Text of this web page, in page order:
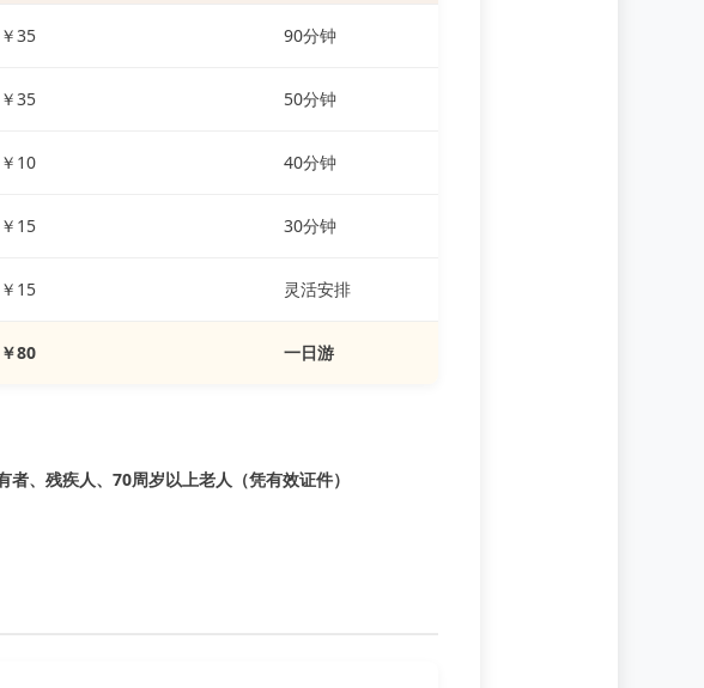
￥35 90分钟
￥35 50分钟
￥10 40分钟
￥15 30分钟
￥15 灵活安排
￥80 一日游
、残疾人、70周岁以上老人（凭有效证件）